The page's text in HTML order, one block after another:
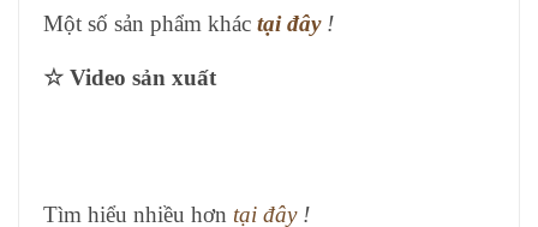
Một số sản phẩm khác tại đây !
☆ Video sản xuất
Tìm hiểu nhiều hơn tại đây !